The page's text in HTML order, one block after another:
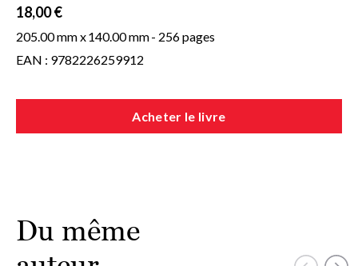
18,00 €
205.00 mm x140.00 mm- 256 pages
EAN : 9782226259912
Acheter le livre
Du même